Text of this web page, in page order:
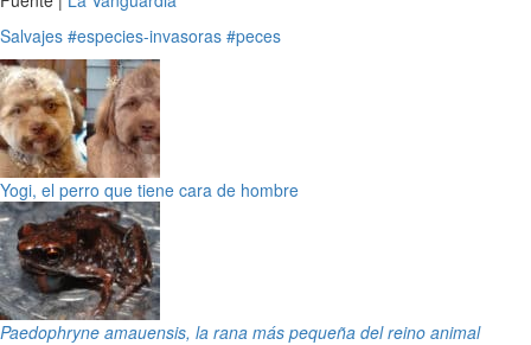
Salvajes #especies-invasoras #peces
Yogi, el perro que tiene cara de hombre
Paedophryne amauensis, la rana más pequeña del reino animal